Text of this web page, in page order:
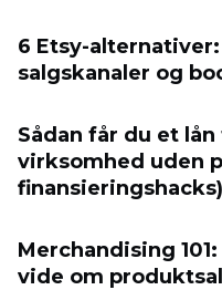
6 Etsy-
salgskanaler og
Sådan får du et
virksomhed uden
finansieringshacks)
Merchandising
vide om